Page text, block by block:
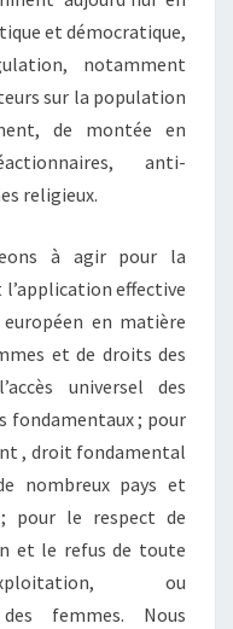
et démocratique,
notamment
sur la population
de montée en
anti-
religieux.
à agir pour la
l’application effective
en matière
et de droits des
universel des
fondamentaux ; pour
, droit fondamental
nombreux pays et
pour le respect de
et le refus de toute
ou
femmes. Nous